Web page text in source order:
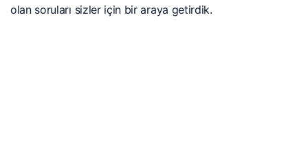
olan soruları sizler için bir araya getirdik.